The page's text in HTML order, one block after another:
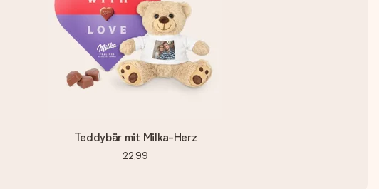
Teddybär mit Milka-Herz
22,99